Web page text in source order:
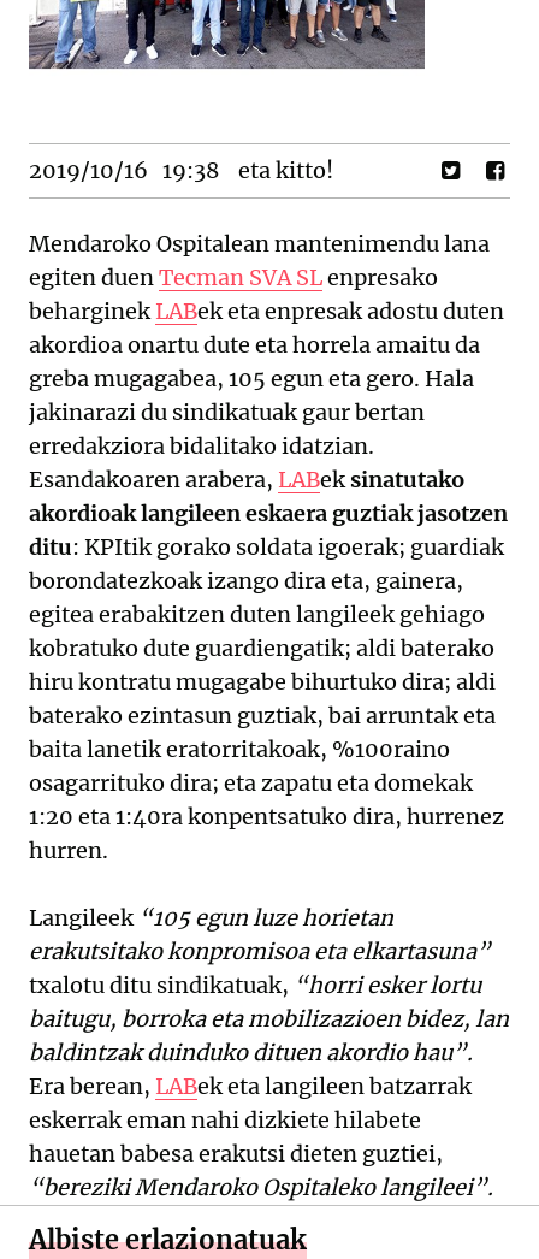
2019/10/16 19:38 eta kitto!
Mendaroko Ospitalean mantenimendu lana
egiten duenTecman SVA SLenpresako
beharginekLABek eta enpresak adostu duten
akordioa onartu dute eta horrela amaitu da
greba mugagabea, 105 egun eta gero. Hala
jakinarazi du sindikatuak gaur bertan
erredakziora bidalitako idatzian.
Esandakoaren arabera, LABeksinatutako
akordioak langileen eskaera guztiak jasotzen
ditu: KPItik gorako soldata igoerak; guardiak
borondatezkoak izango dira eta, gainera,
egitea erabakitzen duten langileek gehiago
kobratuko dute guardiengatik; aldi baterako
hiru kontratu mugagabe bihurtuko dira; aldi
baterako ezintasun guztiak, bai arruntak eta
baita lanetik eratorritakoak, %100raino
osagarrituko dira; eta zapatu eta domekak
1:20 eta 1:40ra konpentsatuko dira, hurrenez
hurren.
Langileek “105 egun luze horietan
erakutsitako konpromisoa eta elkartasuna”
txalotu ditu sindikatuak, “horri esker lortu
baitugu, borroka eta mobilizazioen bidez, lan
baldintzak duinduko dituen akordio hau”.
Era berean, LABek eta langileen batzarrak
eskerrak eman nahi dizkiete hilabete
hauetan babesa erakutsi dieten guztiei,
“bereziki Mendaroko Ospitaleko langileei”.
Albiste erlazionatuak